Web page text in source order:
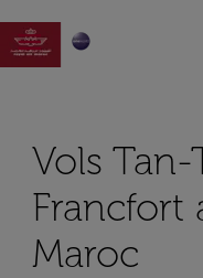

Vols Tan-
Francfort
Maroc